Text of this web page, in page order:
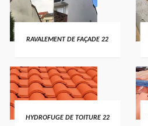
RAVALEMENT DE FAÇADE 22
HYDROFUGE DE TOITURE 22